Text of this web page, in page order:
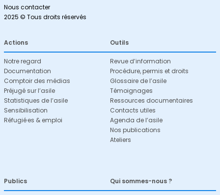
Nous contacter
2025 © Tous droits réservés
Actions
Notre regard
Documentation
Comptoir des médias
Préjugé sur l’asile
Statistiques de l’asile
Sensibilisation
Réfugié·es & emploi
Outils
Revue d’information
Procédure, permis et droits
Glossaire de l’asile
Témoignages
Ressources documentaires
Contacts utiles
Agenda de l’asile
Nos publications
Ateliers
Publics Qui sommes-nous ?